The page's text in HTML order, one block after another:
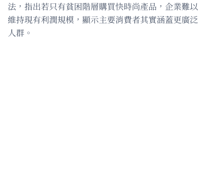
法，指出若只有貧困階層購買快時尚產品，企業難以
維持現有利潤規模，顯示主要消費者其實涵蓋更廣泛
人群。